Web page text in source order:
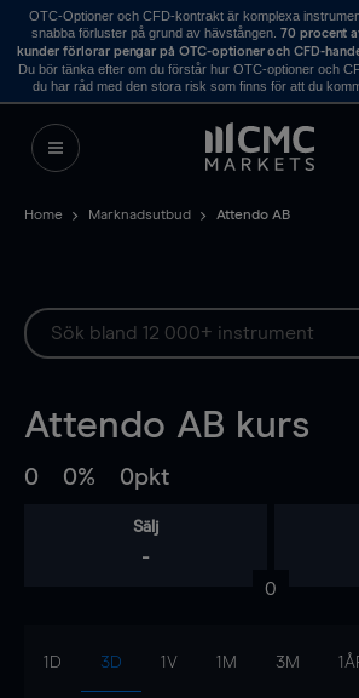
OTC-Optioner och CFD-kontrakt är komplexa
snabba förluster på grund av hävstången. 70 procent
kunder förlorar pengar på OTC-optioner och CFD-
Du bör tänka efter om du förstår hur OTC-optioner och
du har råd med den stora risk som finns för att du
Home Marknadsutbud Attendo AB
Attendo AB kurs
0 0% 0pkt
Sälj
-
0
1D 3D 1V 1M 3M